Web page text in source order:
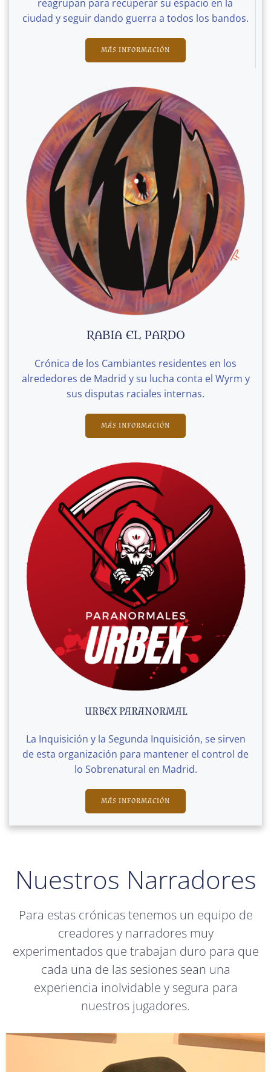
reagrupan para recuperar su espacio en la
ciudad y seguir dando guerra a todos los bandos.
MÁS INFORMACIÓN
RABIA EL PARDO
Crónica de los Cambiantes residentes en los
alrededores de Madrid y su lucha conta el Wyrm y
sus disputas raciales internas.
MÁS INFORMACIÓN
URBEX PARANORMAL
La Inquisición y la Segunda Inquisición, se sirven
de esta organización para mantener el control de
lo Sobrenatural en Madrid.
MÁS INFORMACIÓN
Nuestros Narradores
Para estas crónicas tenemos un equipo de
creadores y narradores muy
experimentados que trabajan duro para que
cada una de las sesiones sean una
experiencia inolvidable y segura para
nuestros jugadores.